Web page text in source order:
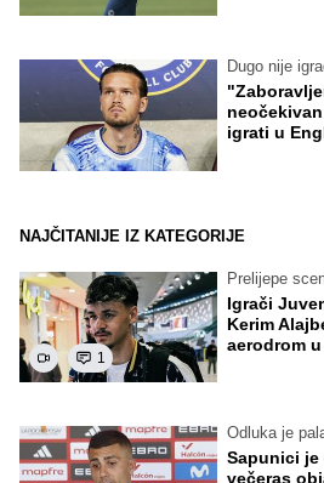
Dugo nije
igrati u
NAJČITANIJE IZ KATEGORIJE
1
Prelijepe
Igrači
Kerim
aerodrom
Odluka je
Sapunici je
večeras